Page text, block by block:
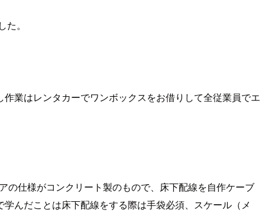
。
業はレンタカーでワンボックスをお借りして全従業員でエ
仕様がコンクリート製のもので、床下配線を自作ケーブ
んだことは床下配線をする際は手袋必須、スケール（メ